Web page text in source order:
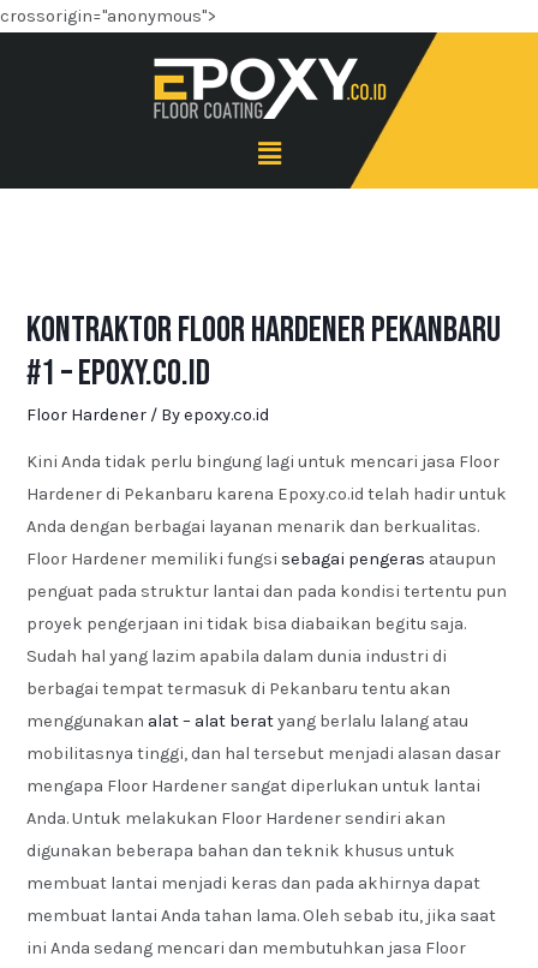
crossorigin="anonymous">
Kontraktor Floor Hardener Pekanbaru
#1 – Epoxy.co.id
Floor Hardener / Byepoxy.co.id
Kini Anda tidak perlu bingung lagi untuk mencari jasa Floor
Hardener di Pekanbaru karena Epoxy.co.id telah hadir untuk
Anda dengan berbagai layanan menarik dan berkualitas.
Floor Hardener memiliki fungsi sebagai pengeras ataupun
penguat pada struktur lantai dan pada kondisi tertentu pun
proyek pengerjaan ini tidak bisa diabaikan begitu saja.
Sudah hal yang lazim apabila dalam dunia industri di
berbagai tempat termasuk di Pekanbaru tentu akan
menggunakan alat – alat beratyang berlalu lalang atau
mobilitasnya tinggi, dan hal tersebut menjadi alasan dasar
mengapa Floor Hardener sangat diperlukan untuk lantai
Anda. Untuk melakukan Floor Hardener sendiri akan
digunakan beberapa bahan dan teknik khusus untuk
membuat lantai menjadi keras dan pada akhirnya dapat
membuat lantai Anda tahan lama. Oleh sebab itu, jika saat
ini Anda sedang mencari dan membutuhkan jasa Floor